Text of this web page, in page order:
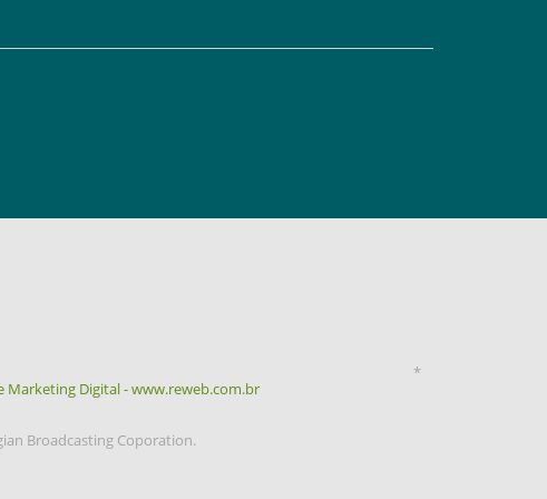
Marketing Digital - www.reweb.com.br
*
Broadcasting Coporation.